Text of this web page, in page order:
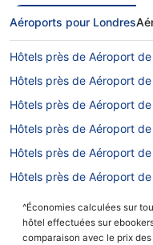
Aéroports pour Londres
Hôtels près de Aéroport
Hôtels près de Aéroport
Hôtels près de Aéroport
Hôtels près de Aéroport
Hôtels près de Aéroport
Hôtels près de Aéroport
^Économies calculées sur
hôtel effectuées sur
comparaison avec le prix